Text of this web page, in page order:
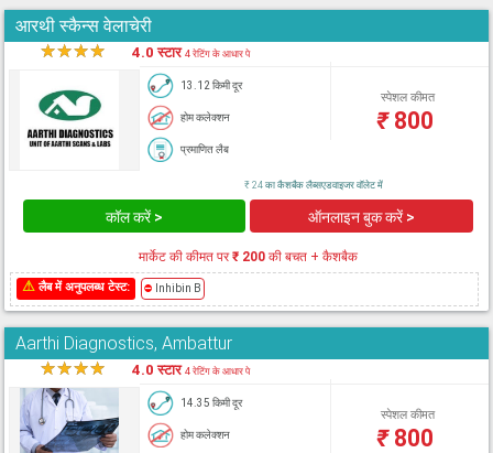
आरथी स्कैन्स वेलाचेरी
★★★★ 4.0 स्टार4 रेटिंग के आधार पे
13.12 किमी दूर
होम कलेक्शन
प्रमाणित लैब
स्पेशल कीमत
₹800
₹ 24 का कैशबैक लैब्सएडवाइजर वॉलेट में
कॉल करें > ऑनलाइन बुक करें >
मार्केट की कीमत पर₹ 200की बचत + कैशबैक
⚠लैब में अनुपलब्ध टेस्ट: ⛔ Inhibin B
Aarthi Diagnostics, Ambattur
★★★★ 4.0 स्टार4 रेटिंग के आधार पे
14.35 किमी दूर
होम कलेक्शन
स्पेशल कीमत
₹800